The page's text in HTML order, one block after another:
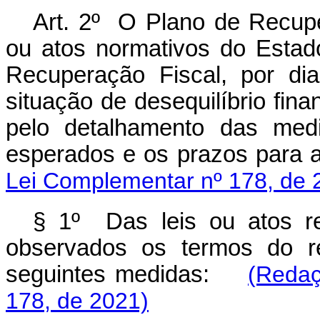
Art. 2º O Plano de
ou atos normativos do
Recuperação Fiscal, por
situação de desequilíbrio
pelo detalhamento das
esperados e os prazos
Lei Complementar nº 178, de
§ 1º Das leis ou atos
observados os termos do
seguintes medidas:
178, de 2021)